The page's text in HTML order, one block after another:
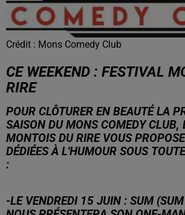
Crédit : Mons Comedy Club
CE WEEKEND : FESTIVAL
RIRE
POUR CLÔTURER EN BEAUTÉ LA
SAISON DU MONS COMEDY CLUB,
MONTOIS DU RIRE VOUS
DÉDIÉES À L'HUMOUR SOUS
:
-LE VENDREDI 15 JUIN : SUM